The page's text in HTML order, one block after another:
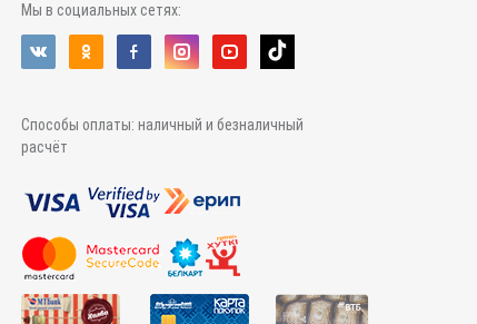
Мы в социальных сетях:
Способы оплаты: наличный и безналичный
расчёт